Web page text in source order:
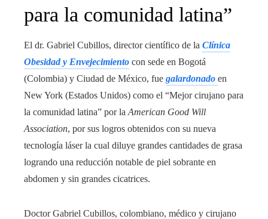
para la comunidad latina”
El dr. Gabriel Cubillos, director científico de la Clínica
Obesidad y Envejecimiento con sede en Bogotá
(Colombia) y Ciudad de México, fue galardonado en
New York (Estados Unidos) como el “Mejor cirujano para
la comunidad latina” por la American Good Will
Association, por sus logros obtenidos con su nueva
tecnología láser la cual diluye grandes cantidades de grasa
logrando una reducción notable de piel sobrante en
abdomen y sin grandes cicatrices.
Doctor Gabriel Cubillos, colombiano, médico y cirujano